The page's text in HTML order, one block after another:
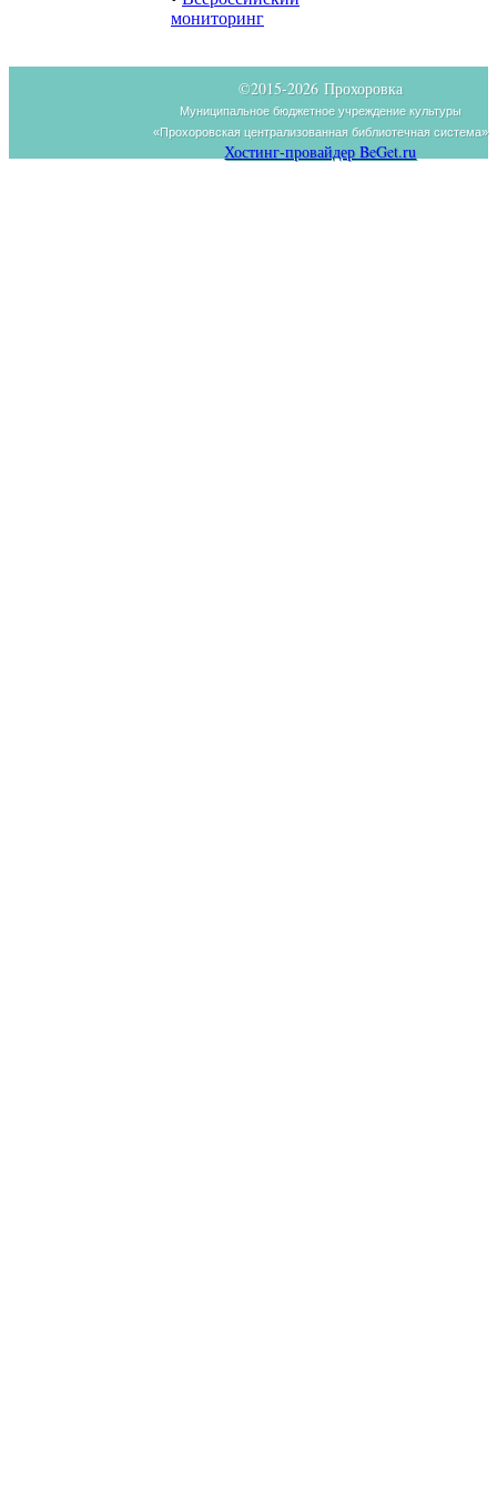
мониторинг
©2015-2026 Прохоровка
Муниципальное бюджетное учреждение культуры
«Прохоровская централизованная библиотечная система»
Хостинг-провайдер BeGet.ru